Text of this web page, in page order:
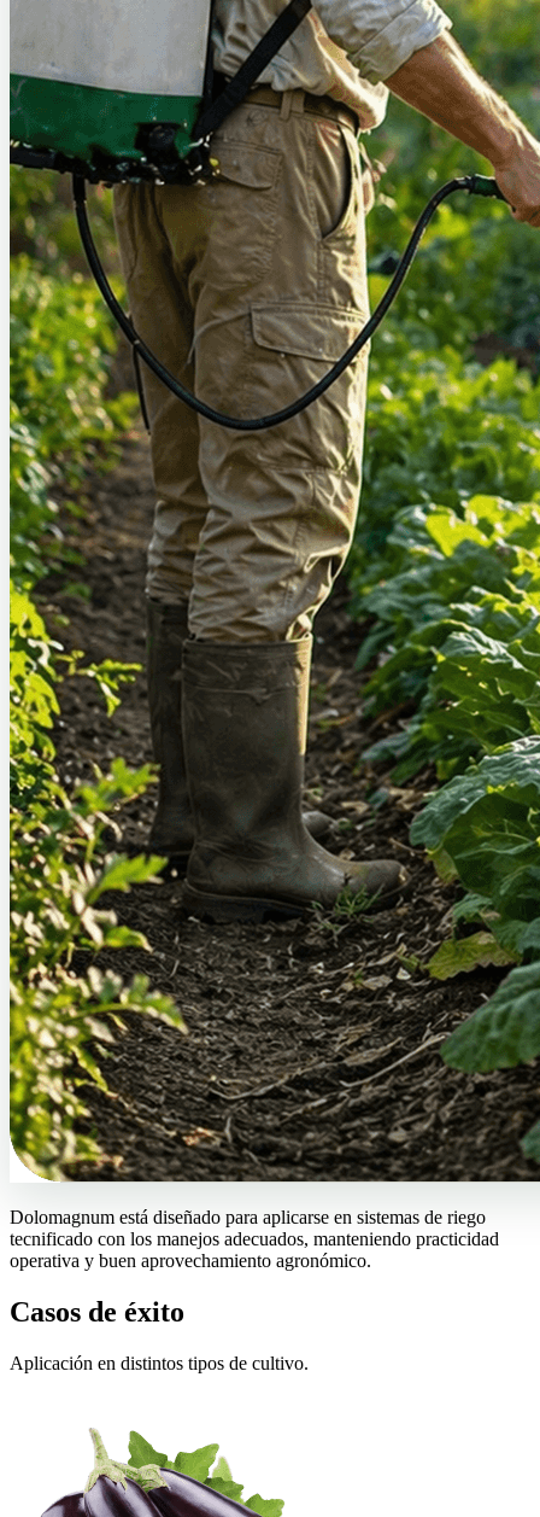
Dolomagnum está diseñado para aplicarse en sistemas de riego
tecnificado con los manejos adecuados, manteniendo practicidad
operativa y buen aprovechamiento agronómico.
Casos de éxito
Aplicación en distintos tipos de cultivo.